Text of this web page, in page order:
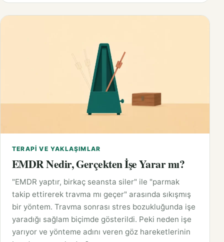
TERAPI VE YAKLAŞIMLAR
EMDR Nedir, Gerçekten İşe Yarar mı?
"EMDR yaptır, birkaç seansta siler" ile "parmak
takip ettirerek travma mı geçer" arasında sıkışmış
bir yöntem. Travma sonrası stres bozukluğunda işe
yaradığı sağlam biçimde gösterildi. Peki neden işe
yarıyor ve yönteme adını veren göz hareketlerinin